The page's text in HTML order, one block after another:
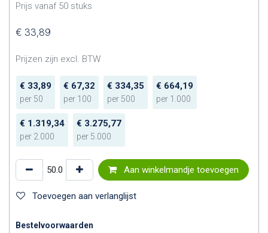
Prijs vanaf 50 stuks
€ 33,89
Prijzen zijn excl. BTW
€ 33,89
per 50
€ 67,32
per 100
€ 334,35
per 500
€ 664,19
per 1.000
€ 1.319,34
per 2.000
€ 3.275,77
per 5.000
Aan winkelmandje toevoegen
Toevoegen aan verlanglijst
Bestelvoorwaarden